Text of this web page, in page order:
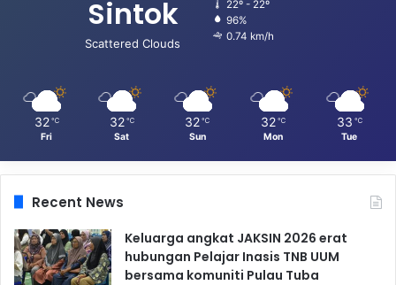
Sintok
Scattered Clouds
22º - 22º
96%
0.74 km/h
32 ℃
Fri
32 ℃
Sat
32 ℃
Sun
32 ℃
Mon
33 ℃
Tue
Recent News
Keluarga angkat JAKSIN 2026 erat
hubungan Pelajar Inasis TNB UUM
bersama komuniti Pulau Tuba